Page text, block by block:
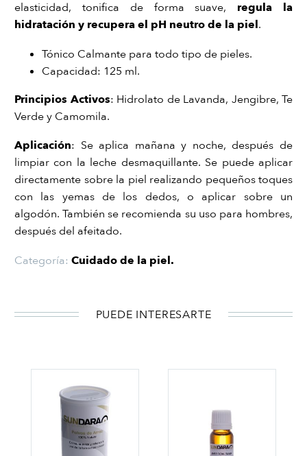
elasticidad, tonifica de forma suave, regula la
hidratación y recupera el pH neutro de la piel.
Tónico Calmante para todo tipo de pieles.
Capacidad: 125 ml.
Principios Activos: Hidrolato de Lavanda, Jengibre, Te
Verde y Camomila.
Aplicación: Se aplica mañana y noche, después de
limpiar con la leche desmaquillante. Se puede aplicar
directamente sobre la piel realizando pequeños toques
con las yemas de los dedos, o aplicar sobre un
algodón. También se recomienda su uso para hombres,
después del afeitado.
Categoría: Cuidado de la piel.
PUEDE INTERESARTE